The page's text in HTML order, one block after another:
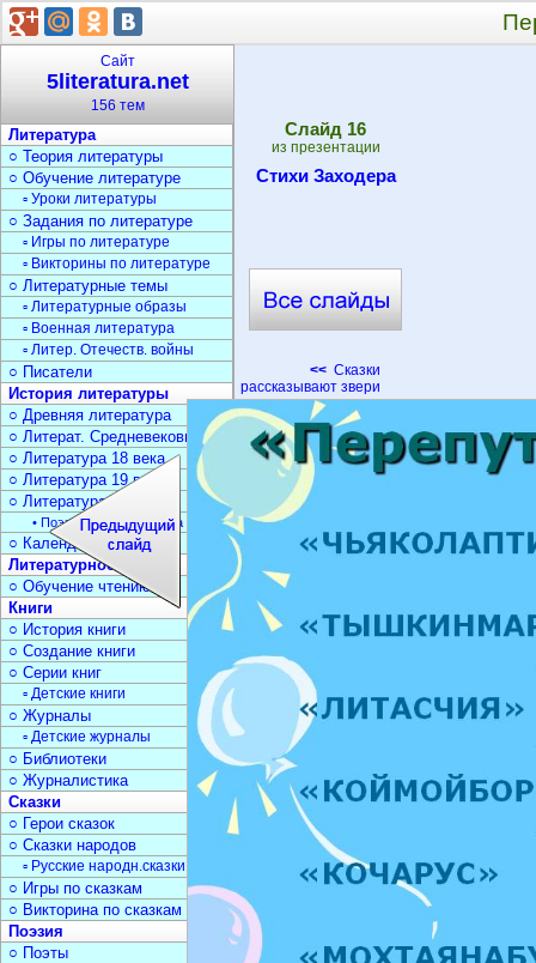
Cлайд 16
из презентации
Стихи Заходера
<< Сказки
рассказывают звери
Сайт
5literatura.net
156 тем
Литература
○ Теория литературы
○ Обучение литературе
▫ Уроки литературы
○ Задания по литературе
▫ Игры по литературе
▫ Викторины по литературе
○ Литературные темы
▫ Литературные образы
▫ Военная литература
▫ Литер. Отечеств. войны
○ Писатели
История литературы
○ Древняя литература
○ Литерат. Средневековья
○ Литература 18 века
○ Литература 19 века
○ Литература 20 века
• Поэзия Серебрян. века
○ Календарь дат
Литературное чтение
○ Обучение чтению
Книги
○ История книги
○ Создание книги
○ Серии книг
▫ Детские книги
○ Журналы
▫ Детские журналы
○ Библиотеки
○ Журналистика
Сказки
○ Герои сказок
○ Сказки народов
▫ Русские народн.сказки
○ Игры по сказкам
○ Викторина по сказкам
Поэзия
○ Поэты